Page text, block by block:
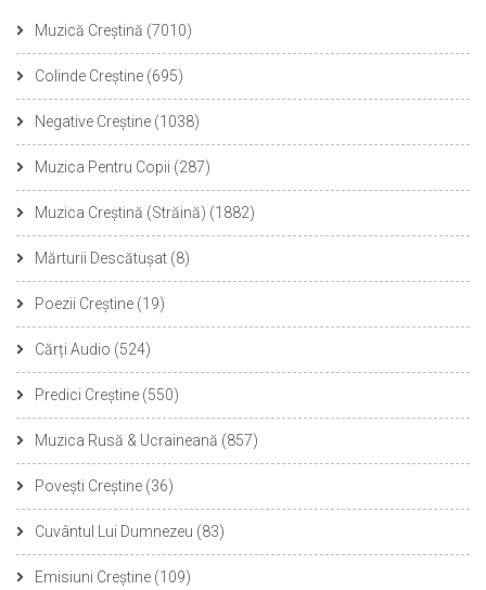
Muzică Creștină (7010)
Colinde Creștine (695)
Negative Creștine (1038)
Muzica Pentru Copii (287)
Muzica Creștină (Străină) (1882)
Mărturii Descătușat (8)
Poezii Creștine (19)
Cărți Audio (524)
Predici Creștine (550)
Muzica Rusă & Ucraineană (857)
Povești Creștine (36)
Cuvântul Lui Dumnezeu (83)
Emisiuni Creștine (109)